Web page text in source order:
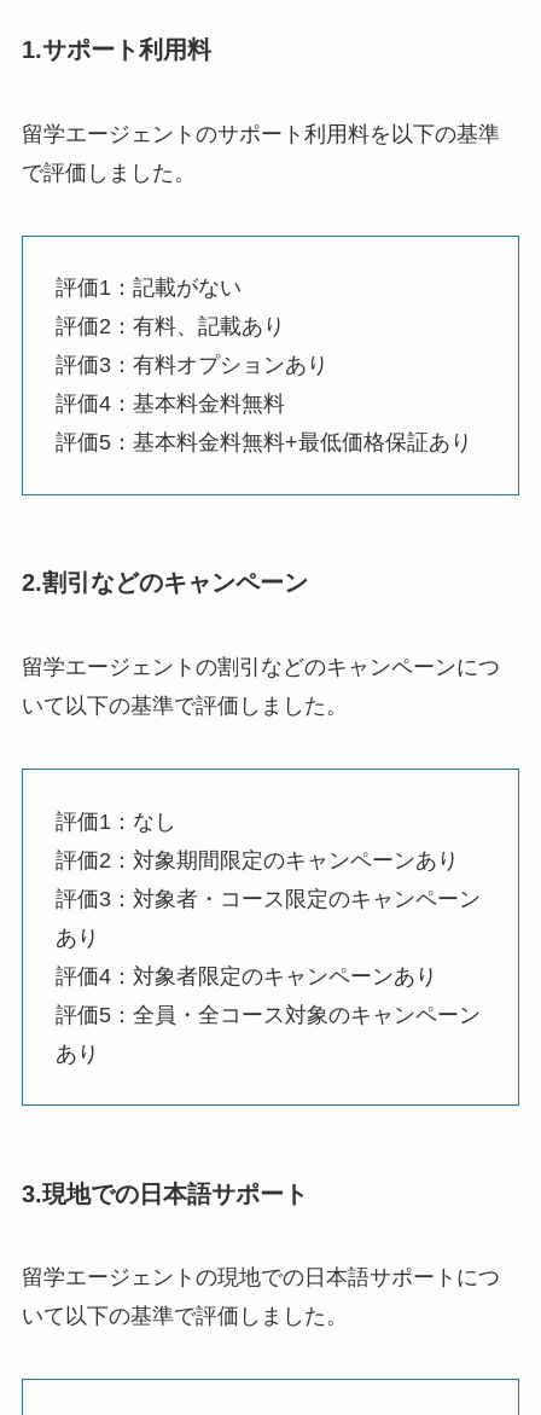
1.サポート利用料
留学エージェントのサポート利用料を以下の基準
で評価しました。
評価1：記載がない
評価2：有料、記載あり
評価3：有料オプションあり
評価4：基本料金料無料
評価5：基本料金料無料+最低価格保証あり
2.割引などのキャンペーン
留学エージェントの割引などのキャンペーンにつ
いて以下の基準で評価しました。
評価1：なし
評価2：対象期間限定のキャンペーンあり
評価3：対象者・コース限定のキャンペーン
あり
評価4：対象者限定のキャンペーンあり
評価5：全員・全コース対象のキャンペーン
あり
3.現地での日本語サポート
留学エージェントの現地での日本語サポートにつ
いて以下の基準で評価しました。